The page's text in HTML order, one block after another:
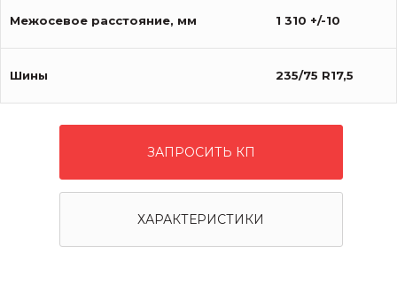
Межосевое расстояние, мм 1 310 +/-10
Шины 235/75 R17,5
ЗАПРОСИТЬ КП
ХАРАКТЕРИСТИКИ